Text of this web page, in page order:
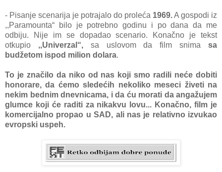
- Pisanje scenarija je potrajalo do proleća 1969.A gospodi iz
,,Paramounta“ bilo je potrebno godinu i po dana da me
odbiju. Nije im se dopadao scenario. Konačno je tekst
otkupio ,,Univerzal“,sa uslovom da film snimasa
budžetom ispod milion dolara.
To je značilo da niko od nas koji smo radili neće dobiti
honorare, da ćemo sledećih nekoliko meseci živeti na
nekim bednim dnevnicama, i da ću morati da angažujem
glumce koji će raditi za nikakvu lovu... Konačno, film je
komercijalno propao u SAD, ali nas je relativno izvukao
evropski uspeh.